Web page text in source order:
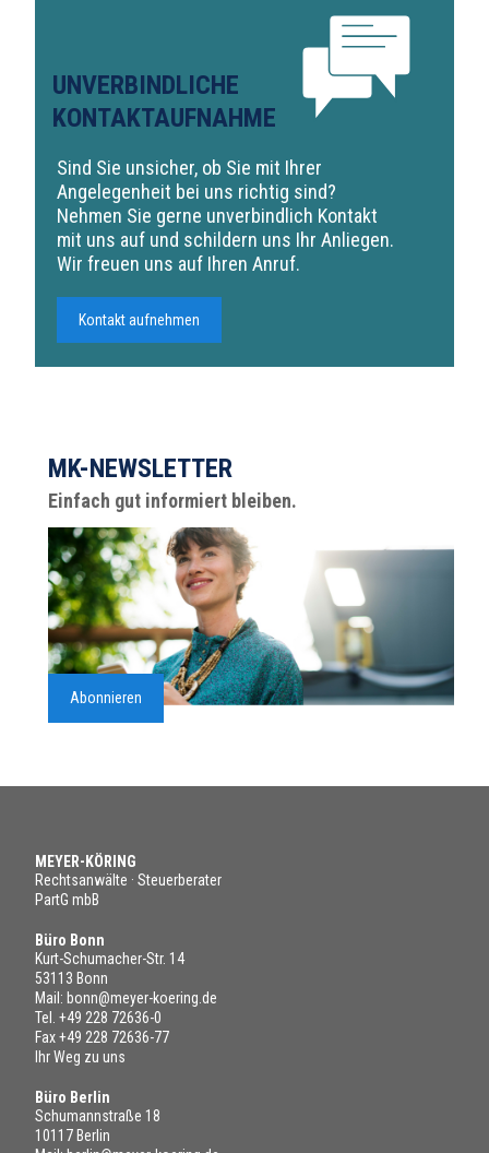
UNVERBINDLICHE
KONTAKTAUFNAHME
Sind Sie unsicher, ob Sie mit Ihrer
Angelegenheit bei uns richtig sind?
Nehmen Sie gerne unverbindlich Kontakt
mit uns auf und schildern uns Ihr Anliegen.
Wir freuen uns auf Ihren Anruf.
Kontakt aufnehmen
MK-NEWSLETTER
Einfach gut informiert bleiben.
Abonnieren
MEYER-KÖRING
Rechtsanwälte · Steuerberater
PartG mbB
Büro Bonn
Kurt-Schumacher-Str. 14
53113 Bonn
Mail: bonn@meyer-koering.de
Tel. +49 228 72636-0
Fax +49 228 72636-77
Ihr Weg zu uns
Büro Berlin
Schumannstraße 18
10117 Berlin